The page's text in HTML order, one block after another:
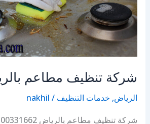
شركة تنظيف مطاعم
الرياض, خدمات التنظيف /
nakhil